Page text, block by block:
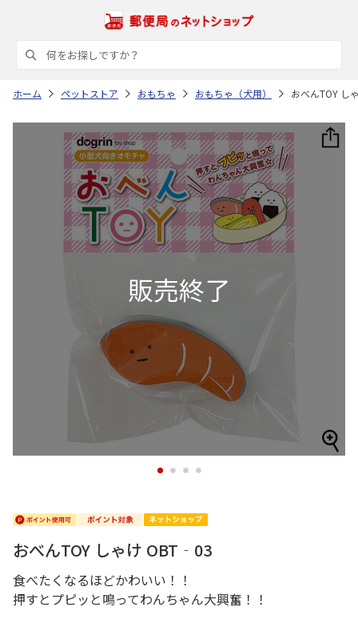
ホーム ペットストア おもちゃ おもちゃ（犬用） おべんTOY し
1 2 3 4
おべんTOY しゃけ OBT‐03
食べたくなるほどかわいい！！
押すとプピッと鳴ってわんちゃん大興奮！！